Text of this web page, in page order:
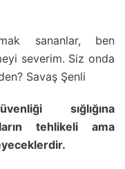
sananlar, ben
severim. Siz onda
Savaş Şenli
sığlığına
tehlikeli ama